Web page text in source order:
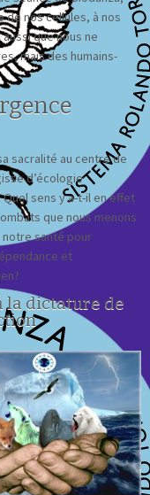
de nos cellules, à nos
que nous ne
mais des humains-
sacralité au centre de
d’écologie
sens y a-t-il en effet
que nous menons
santé pour
et
la dictature de